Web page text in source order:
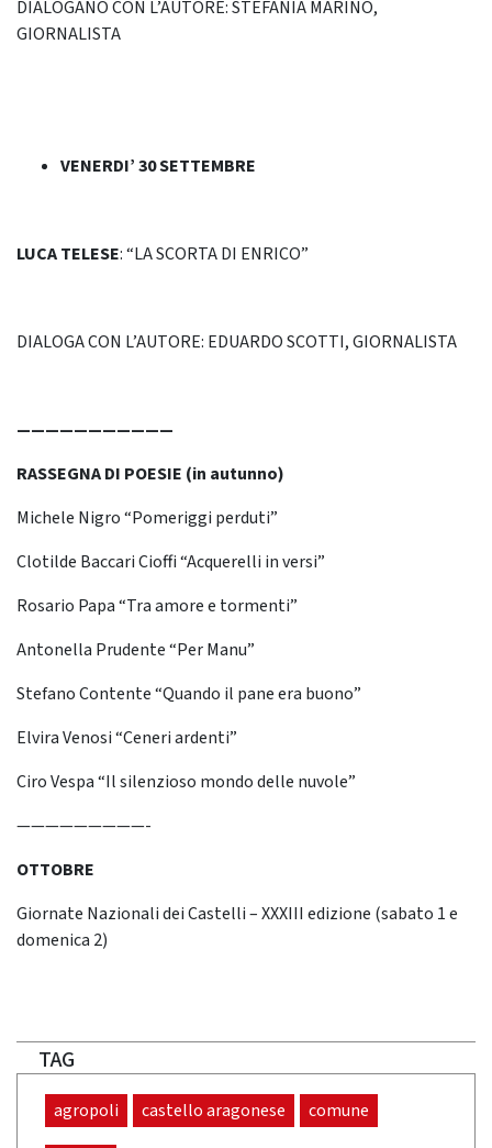
DIALOGANO CON L’AUTORE: STEFANIA MARINO,
GIORNALISTA
VENERDI’ 30 SETTEMBRE
LUCA TELESE: “LA SCORTA DI ENRICO”
DIALOGA CON L’AUTORE: EDUARDO SCOTTI, GIORNALISTA
———————————
RASSEGNA DI POESIE (in autunno)
Michele Nigro “Pomeriggi perduti”
Clotilde Baccari Cioffi “Acquerelli in versi”
Rosario Papa “Tra amore e tormenti”
Antonella Prudente “Per Manu”
Stefano Contente “Quando il pane era buono”
Elvira Venosi “Ceneri ardenti”
Ciro Vespa “Il silenzioso mondo delle nuvole”
—————————-
OTTOBRE
Giornate Nazionali dei Castelli – XXXIII edizione (sabato 1 e
domenica 2)
TAG
agropoli castello aragonese comune